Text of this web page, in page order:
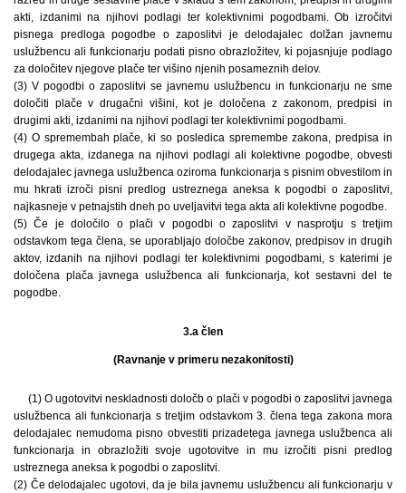
akti, izdanimi na njihovi podlagi ter kolektivnimi pogodbami. Ob izročitvi
pisnega predloga pogodbe o zaposlitvi je delodajalec dolžan javnemu
uslužbencu ali funkcionarju podati pisno obrazložitev, ki pojasnjuje podlago
za določitev njegove plače ter višino njenih posameznih delov.
(3) V pogodbi o zaposlitvi se javnemu uslužbencu in funkcionarju ne sme
določiti plače v drugačni višini, kot je določena z zakonom, predpisi in
drugimi akti, izdanimi na njihovi podlagi ter kolektivnimi pogodbami.
(4) O spremembah plače, ki so posledica spremembe zakona, predpisa in
drugega akta, izdanega na njihovi podlagi ali kolektivne pogodbe, obvesti
delodajalec javnega uslužbenca oziroma funkcionarja s pisnim obvestilom in
mu hkrati izroči pisni predlog ustreznega aneksa k pogodbi o zaposlitvi,
najkasneje v petnajstih dneh po uveljavitvi tega akta ali kolektivne pogodbe.
(5) Če je določilo o plači v pogodbi o zaposlitvi v nasprotju s tretjim
odstavkom tega člena, se uporabljajo določbe zakonov, predpisov in drugih
aktov, izdanih na njihovi podlagi ter kolektivnimi pogodbami, s katerimi je
določena plača javnega uslužbenca ali funkcionarja, kot sestavni del te
pogodbe.
3.a člen
(Ravnanje v primeru nezakonitosti)
(1) O ugotovitvi neskladnosti določb o plači v pogodbi o zaposlitvi javnega
uslužbenca ali funkcionarja s tretjim odstavkom 3. člena tega zakona mora
delodajalec nemudoma pisno obvestiti prizadetega javnega uslužbenca ali
funkcionarja in obrazložiti svoje ugotovitve in mu izročiti pisni predlog
ustreznega aneksa k pogodbi o zaposlitvi.
(2) Če delodajalec ugotovi, da je bila javnemu uslužbencu ali funkcionarju v